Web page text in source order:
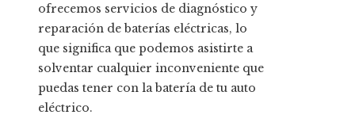
ofrecemos servicios de diagnóstico y
reparación de baterías eléctricas, lo
que significa que podemos asistirte a
solventar cualquier inconveniente que
puedas tener con la batería de tu auto
eléctrico.